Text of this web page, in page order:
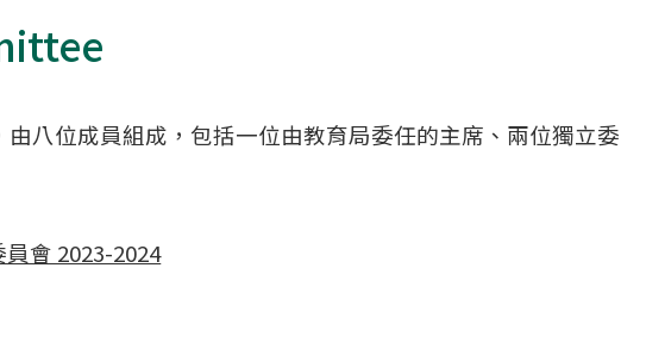
八位成員組成，包括一位由教育局委任的主席、兩位獨立委
會 2023-2024